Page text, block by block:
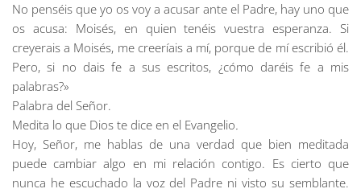
No penséis que yo os voy a acusar ante el Padre, hay uno que
os acusa: Moisés, en quien tenéis vuestra esperanza. Si
creyerais a Moisés, me creeríais a mí, porque de mí escribió él.
Pero, si no dais fe a sus escritos, ¿cómo daréis fe a mis
palabras?»
Palabra del Señor.
Medita lo que Dios te dice en el Evangelio.
Hoy, Señor, me hablas de una verdad que bien meditada
puede cambiar algo en mi relación contigo. Es cierto que
nunca he escuchado la voz del Padre ni visto su semblante.